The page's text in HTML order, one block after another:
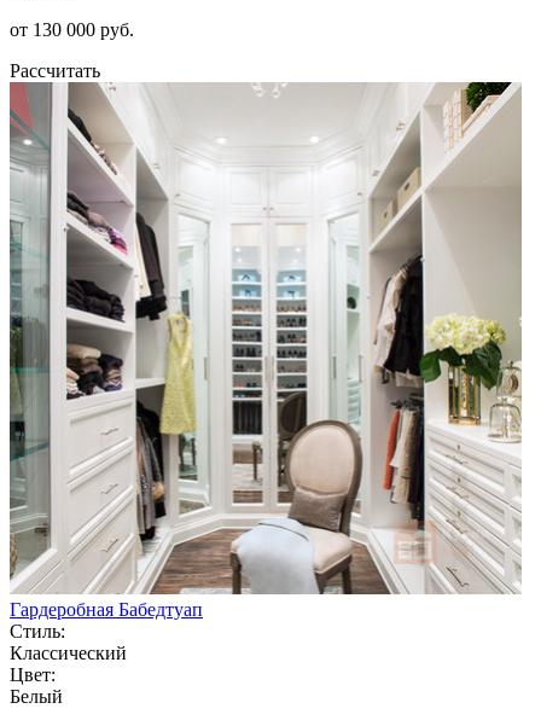
от 130 000 руб.
Рассчитать
Гардеробная Бабедтуап
Стиль:
Классический
Цвет:
Белый